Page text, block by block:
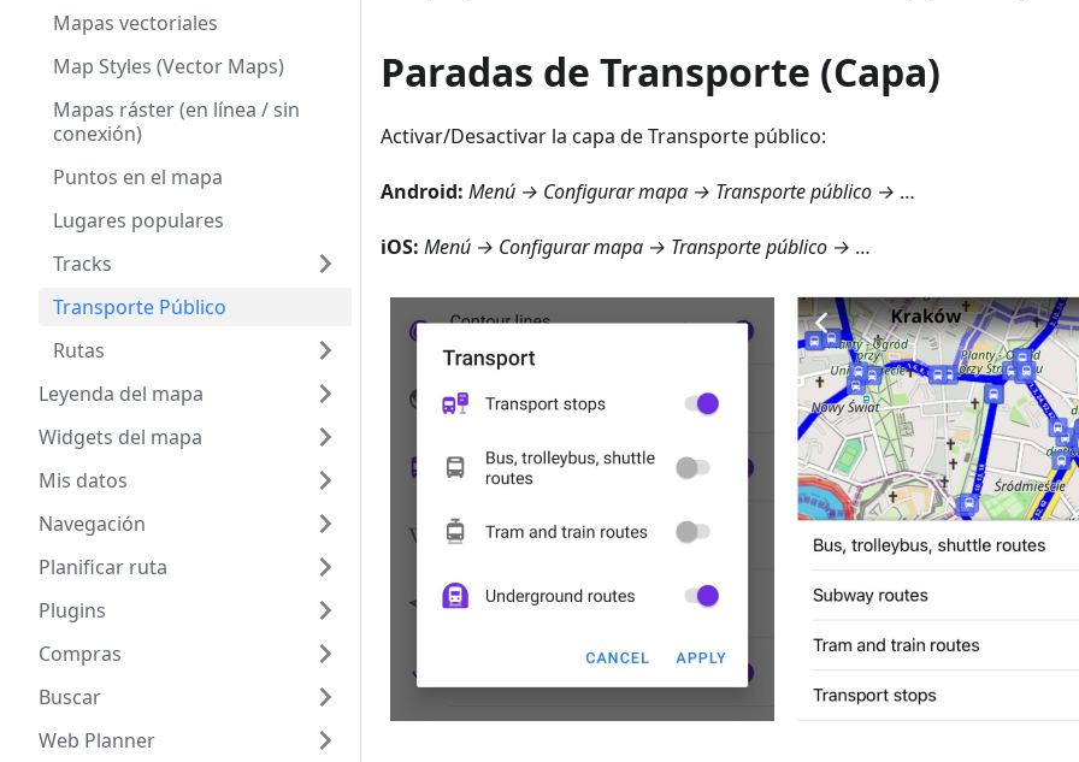
Mapas vectoriales
Map Styles (Vector Maps)
Mapas ráster (en línea / sin
conexión)
Puntos en el mapa
Lugares populares
Tracks
Transporte Público
Rutas
Leyenda del mapa
Widgets del mapa
Mis datos
Navegación
Planificar ruta
Plugins
Compras
Buscar
Web Planner
Paradas de Transporte (Capa)
Activar/Desactivar la capa de Transporte público:
Android: Menú → Configurar mapa → Transporte público → …
iOS: Menú → Configurar mapa → Transporte público → …